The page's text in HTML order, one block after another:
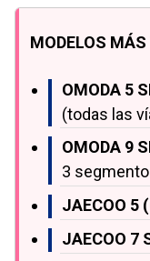
MODELOS
OMODA 5
(todas las
OMODA 9
3 segmento
JAECOO 5
JAECOO 7